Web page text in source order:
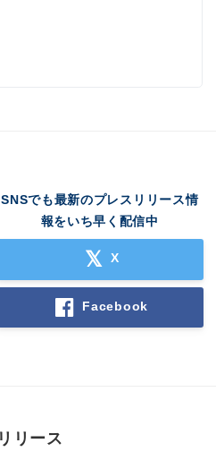
SNSでも最新のプレスリリース情
報をいち早く配信中
X
Facebook
リース